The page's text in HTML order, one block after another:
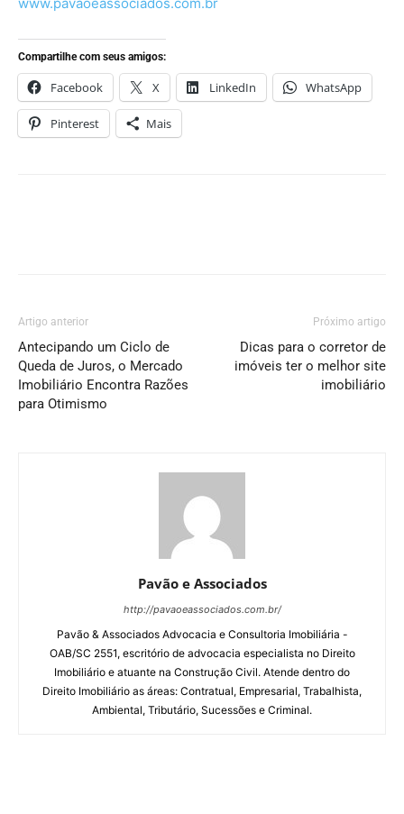
Compartilhe com seus amigos:
Facebook X LinkedIn WhatsApp
Pinterest Mais
Artigo anterior
Antecipando um Ciclo de
Queda de Juros, o Mercado
Imobiliário Encontra Razões
para Otimismo
Próximo artigo
Dicas para o corretor de
imóveis ter o melhor site
imobiliário
Pavão e Associados
http://pavaoeassociados.com.br/
Pavão & Associados Advocacia e Consultoria Imobiliária -
OAB/SC 2551, escritório de advocacia especialista no Direito
Imobiliário e atuante na Construção Civil. Atende dentro do
Direito Imobiliário as áreas: Contratual, Empresarial, Trabalhista,
Ambiental, Tributário, Sucessões e Criminal.